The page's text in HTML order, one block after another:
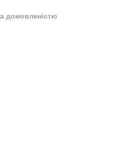
домовленістю